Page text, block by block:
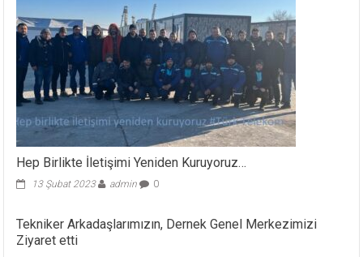
Hep Birlikte İletişimi Yeniden Kuruyoruz…
13 Şubat 2023 admin 0
Tekniker Arkadaşlarımızın, Dernek Genel Merkezimizi
Ziyaret etti